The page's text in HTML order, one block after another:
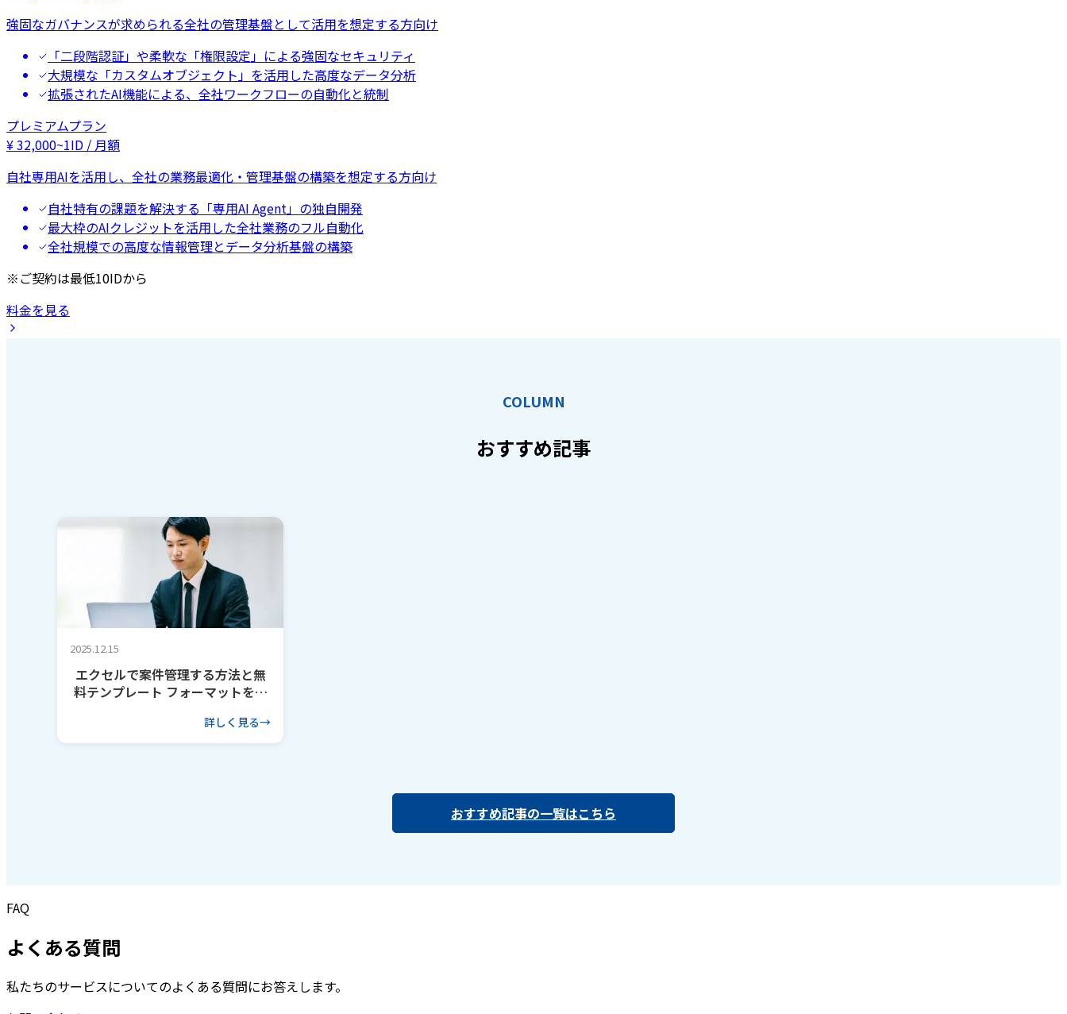
強固なガバナンスが求められる全社の管理基盤として活用を想定する方向け
「二段階認証」や柔軟な「権限設定」による強固なセキュリティ
大規模な「カスタムオブジェクト」を活用した高度なデータ分析
拡張されたAI機能による、全社ワークフローの自動化と統制
プレミアムプラン
¥32,000~1ID / 月額
自社専用AIを活用し、全社の業務最適化・管理基盤の構築を想定する方向け
自社特有の課題を解決する「専用AI Agent」の独自開発
最大枠のAIクレジットを活用した全社業務のフル自動化
全社規模での高度な情報管理とデータ分析基盤の構築
※ご契約は最低10IDから
料金を見る
COLUMN
おすすめ記事
2025.12.15
エクセルで案件管理する方法と無
料テンプレート フォーマットを作
詳しく見る
おすすめ記事の一覧はこちら
FAQ
よくある質問
私たちのサービスについてのよくある質問にお答えします。